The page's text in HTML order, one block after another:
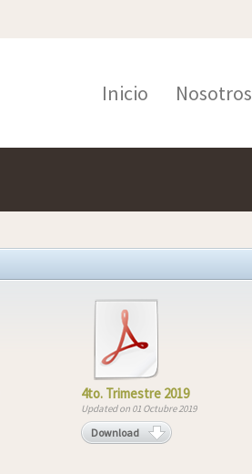
Inicio Nosotros
4to. Trimestre 2019
Updated on 01 Octubre 2019
Download